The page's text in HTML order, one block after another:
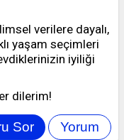
verilere dayalı,
yaşam seçimleri
iyiliği
dilerim!